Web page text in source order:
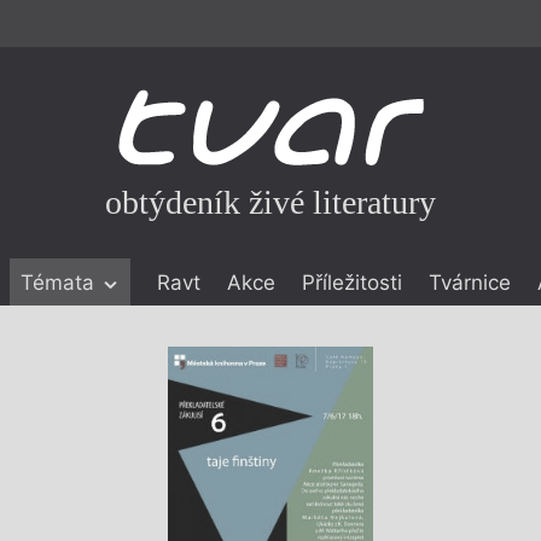
obtýdeník živé literatury
Témata Ravt Akce Příležitosti Tvárnice